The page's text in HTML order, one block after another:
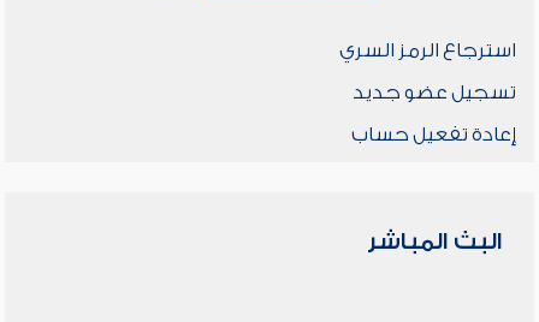
استرجاع الرمز السري
تسجيل عضو جديد
إعادة تفعيل حساب
البث المباشر